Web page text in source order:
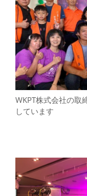
WKPT株式会社の取
しています